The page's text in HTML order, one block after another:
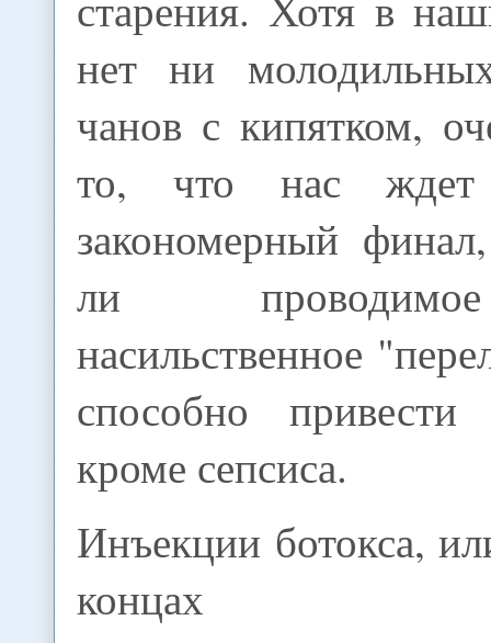
нет ни
чанов с кипятком,
то, что нас ждет
закономерный
ли
насильственное
способно
кроме сепсиса.
Инъекции ботокса,
концах